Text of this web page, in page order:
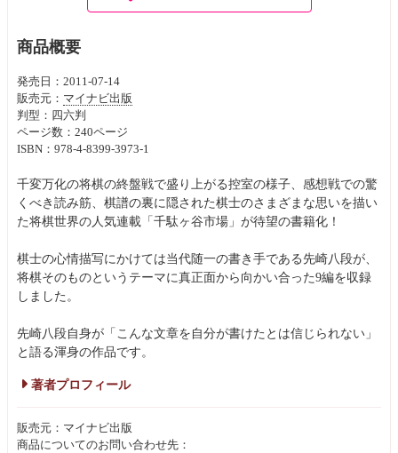
商品概要
発売日：2011-07-14
販売元： マイナビ出版
判型：四六判
ページ数：240ページ
ISBN：978-4-8399-3973-1
千変万化の将棋の終盤戦で盛り上がる控室の様子、感想戦での驚
くべき読み筋、棋譜の裏に隠された棋士のさまざまな思いを描い
た将棋世界の人気連載「千駄ヶ谷市場」が待望の書籍化！
棋士の心情描写にかけては当代随一の書き手である先崎八段が、
将棋そのものというテーマに真正面から向かい合った9編を収録
しました。
先崎八段自身が「こんな文章を自分が書けたとは信じられない」
と語る渾身の作品です。
著者プロフィール
販売元：マイナビ出版
商品についてのお問い合わせ先：